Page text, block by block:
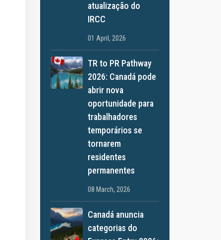
atualização do
IRCC
01 April, 2026
TR to PR Pathway
2026: Canadá pode
abrir nova
oportunidade para
trabalhadores
temporários se
tornarem
residentes
permanentes
08 March, 2026
Canadá anuncia
categorias do